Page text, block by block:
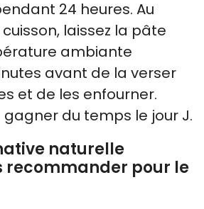
24 heures. Au
laissez la pâte
ambiante
avant de la verser
et de les enfourner.
du temps le jour J.
naturelle
recommander pour le